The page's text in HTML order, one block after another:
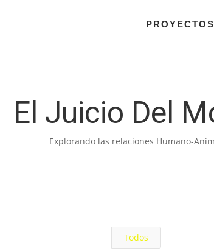
PROYECTOS
El Juicio Del
Explorando las relaciones Humano-
Todos